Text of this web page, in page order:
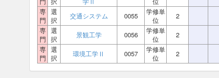
専
門
選
択
交通システム 0055
学修単
位
2
専
門
選
択
景観工学 0056
学修単
位
2
専
門
選
択
環境工学Ⅱ 0057
学修単
位
2